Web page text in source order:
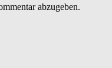
abzugeben.